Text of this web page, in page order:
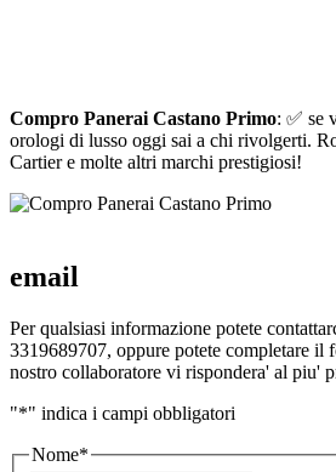
Compro Panerai Castano Primo: ✅ se
orologi di lusso oggi sai a chi rivolgerti.
Cartier e molte altri marchi prestigiosi!
email
Per qualsiasi informazione potete
3319689707, oppure potete completare il
nostro collaboratore vi rispondera' al piu'
"*" indica i campi obbligatori
Nome*